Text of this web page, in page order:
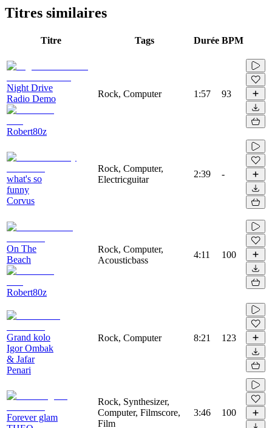
Titres similaires
Titre Tags Durée BPM
Night Drive
Radio Demo
Robert80z
Rock, Computer 1:57 93
what's so
funny
Corvus
Rock, Computer,
Electricguitar
2:39 -
On The
Beach
Robert80z
Rock, Computer,
Acousticbass
4:11 100
Grand kolo
Igor Ombak
& Jafar
Penari
Rock, Computer 8:21 123
Forever glam
Rock, Synthesizer,
Computer, Filmscore,
Film
3:46 100